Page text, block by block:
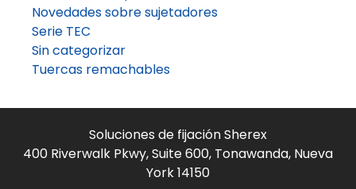
Novedades sobre sujetadores
Serie TEC
Sin categorizar
Tuercas remachables
Soluciones de fijación Sherex
400 Riverwalk Pkwy, Suite 600, Tonawanda, Nueva
York 14150